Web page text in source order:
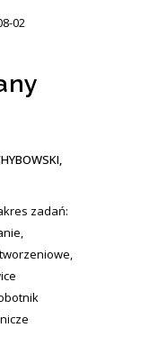
02
zadań: